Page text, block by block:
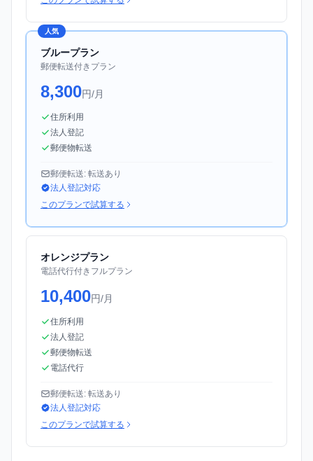
人気
ブループラン
郵便転送付きプラン
8,300円/月
住所利用
法人登記
郵便物転送
郵便転送: 転送あり
法人登記対応
このプランで試算する
オレンジプラン
電話代行付きフルプラン
10,400円/月
住所利用
法人登記
郵便物転送
電話代行
郵便転送: 転送あり
法人登記対応
このプランで試算する